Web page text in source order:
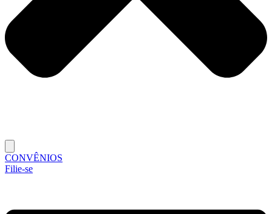
CONVÊNIOS
Filie-se